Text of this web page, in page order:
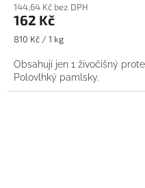
144,64 Kč bez DPH
162 Kč
Měrná
810 Kč / 1 kg
Obsahují jen 1 živočišný
Polovlhký pamlsky.